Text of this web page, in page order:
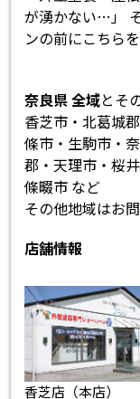
が湧かない…」
ンの前にこちら
奈良県 全域とそ
香芝市・北葛城
條市・生駒市・
郡・天理市・桜
條畷市 など
その他地域はお
店舗情報
香芝店（本店）